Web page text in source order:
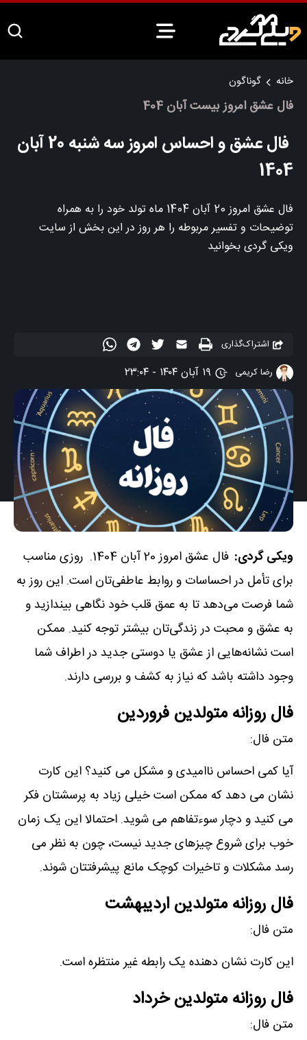
خانه گوناگون
فال عشق امروز بیست آبان 404
فال عشق و احساس امروز سه شنبه 20 آبان
1404
فال عشق امروز 20 آبان 1404 ماه تولد خود را به همراه
توضیحات و تفسیر مربوطه را هر روز در این بخش از سایت
ویکی گردی بخوانید
اشتراک‌گذاری
رضا کریمی
۱۹ آبان ۱۴۰۴ - ۲۳:۰۴
ویکی گردی:
فال عشق امروز 20 آبان 1404. روزی مناسب
برای تأمل در احساسات و روابط عاطفی‌تان است. این روز به
شما فرصت می‌دهد تا به عمق قلب خود نگاهی بیندازید و
به عشق و محبت در زندگی‌تان بیشتر توجه کنید. ممکن
است نشانه‌هایی از عشق یا دوستی جدید در اطراف شما
وجود داشته باشد که نیاز به کشف و بررسی دارند.
فال روزانه متولدین فروردین
متن فال:
آیا کمی احساس ناامیدی و مشکل می کنید؟ این کارت
نشان می دھد که ممکن است خیلی زیاد به پرسشتان فکر
می کنید و دچار سوءتفاھم می شوید. احتمالا این یک زمان
خوب برای شروع چیزھای جدید نیست، چون به نظر می
رسد مشکلات و تاخیرات کوچک مانع پیشرفتتان شوند.
فال روزانه متولدین اردیبهشت
متن فال:
این کارت نشان دھنده یک رابطه غیر منتظره است.
فال روزانه متولدین خرداد
متن فال: